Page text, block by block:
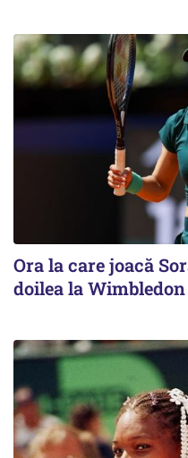
Ora la care joacă
doilea la Wimbledon